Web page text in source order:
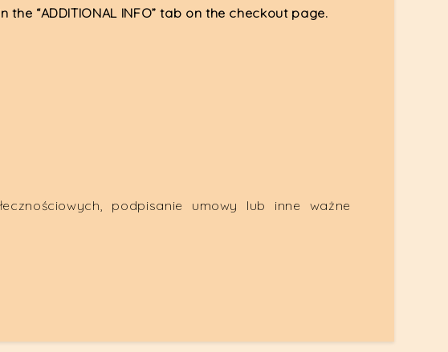
“ADDITIONAL INFO” tab on the checkout page.
podpisanie umowy lub inne ważne